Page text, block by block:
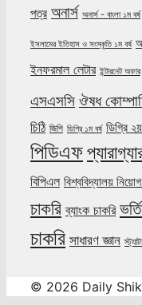
পত্র অনার্স অনার্স - বাংলা ১ম বর্ষ
ইসলামের ইতিহাস ও সংস্কৃতি ১ম বর্ষ
ইনফরমাল লেটার ইন্টারনেট অফার
এসএসসি ঔষধ
চিঠি জিপি ডিগ্রি ১ম বর্ষ ডিগ্রি
পিডিএফ
বিপিএল বিশ্ববিদ্যালয়
চাকরি ব্যাংক চাকরি
চাকরি সাধারণ জ্ঞান
© 2026 Daily